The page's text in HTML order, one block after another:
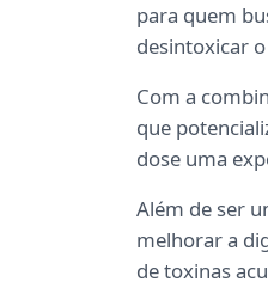
para quem
desintoxicar
Com a
que
dose uma
Além de ser
melhorar a
de toxinas